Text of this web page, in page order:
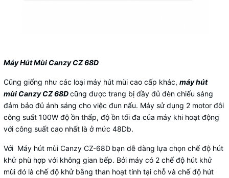
Máy Hút Mùi Canzy CZ 68D
Cũng giống như các loại máy hút mùi cao cấp khác, máy hút
mùi Canzy CZ 68Dcũng được trang bị đầy đủ đèn chiếu sáng
đảm bảo đủ ánh sáng cho việc đun nấu. Máy sử dụng 2 motor đôi
công suất 100W độ ồn thấp, độ ồn tối đa của máy khi hoạt động
với công suất cao nhất là ở mức 48Db.
Với Máy hút mùi Canzy CZ-68D bạn dễ dàng lựa chọn chế độ hút
khử phù hợp với không gian bếp. Bởi máy có 2 chế độ hút khử
mùi đó là chế độ khử bằng than hoạt tính tại chỗ và chế độ hút